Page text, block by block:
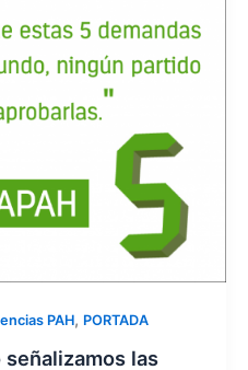
PAH, PORTADA
señalizamos las